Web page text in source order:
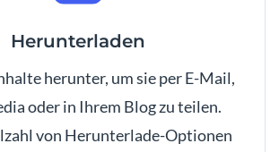
Herunterladen
herunter, um sie per E-Mail,
oder in Ihrem Blog zu teilen.
von Herunterlade-Optionen